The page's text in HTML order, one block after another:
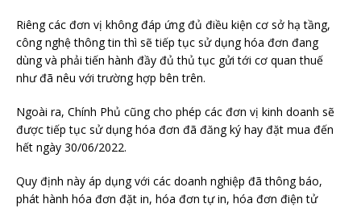
Riêng các đơn vị không đáp ứng đủ điều kiện cơ sở hạ tầng,
công nghệ thông tin thì sẽ tiếp tục sử dụng hóa đơn đang
dùng và phải tiến hành đầy đủ thủ tục gửi tới cơ quan thuế
như đã nêu với trường hợp bên trên.
Ngoài ra, Chính Phủ cũng cho phép các đơn vị kinh doanh sẽ
được tiếp tục sử dụng hóa đơn đã đăng ký hay đặt mua đến
hết ngày 30/06/2022.
Quy định này áp dụng với các doanh nghiệp đã thông báo,
phát hành hóa đơn đặt in, hóa đơn tự in, hóa đơn điện tử